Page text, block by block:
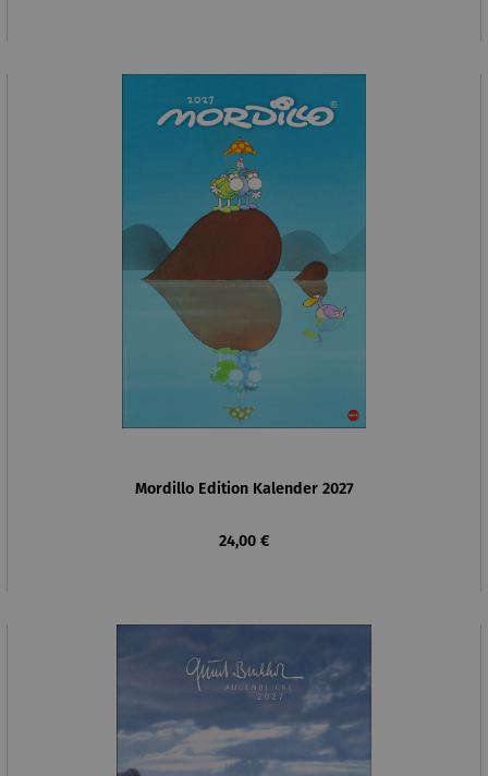
Mordillo Edition Kalender 2027
Regulärer Preis:
24,00 €